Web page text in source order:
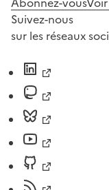
Suivez-nous
sur les réseaux